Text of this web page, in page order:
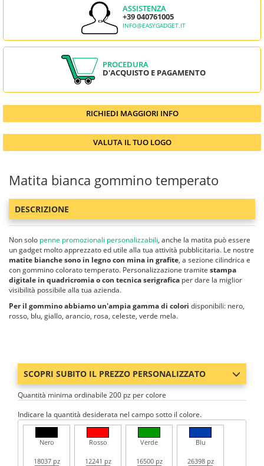
ASSISTENZA
+39 040761005
INFO@EASYGADGET.IT
PROCEDURA
D'ACQUISTO E PAGAMENTO
RICHIEDI MAGGIORI INFO
VALUTA IL TUO LOGO
Matita bianca gommino temperato
DESCRIZIONE
Non solo penne promozionali personalizzabili, anche la matita può essere
un gadget molto apprezzato ed utile alla tua attività pubblicitaria. Le nostre
matite bianche sono in legno con mina in grafite, a sezione cilindrica e
con gommino colorato temperato. Personalizzazione tramite stampa
digitale in quadricromia o con tecnica serigrafica per dare la miglior
visibilità possibile alla tua azienda.
Per il gommino abbiamo un'ampia gamma di colori disponibili: nero,
rosso, blu, giallo, arancio, rosa, celeste, verde mela.
SCOPRI SUBITO IL PREZZO PERSONALIZZATO
Quantità minima ordinabile 200 pz per colore
Indicare la quantità desiderata nel campo sotto il colore.
Nero
18037 pz
Rosso
12241 pz
Verde
16500 pz
Blu
26398 pz